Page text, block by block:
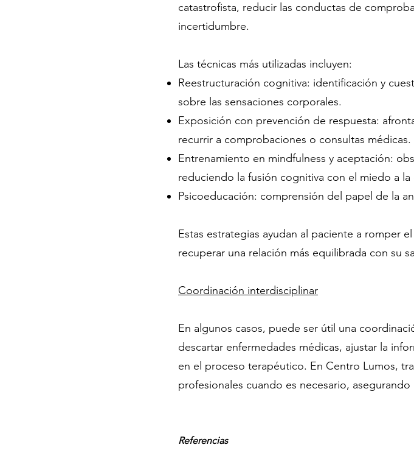
catastrofista, reducir las conductas de
incertidumbre.
Las técnicas más utilizadas incluyen:
Reestructuración cognitiva: identificación y
sobre las sensaciones corporales.
Exposición con prevención de respuesta:
recurrir a comprobaciones o consultas médicas.
Entrenamiento en mindfulness y aceptación:
reduciendo la fusión cognitiva con el miedo a la
Psicoeducación: comprensión del papel de la
Estas estrategias ayudan al paciente a romper
recuperar una relación más equilibrada con su
Coordinación interdisciplinar
En algunos casos, puede ser útil una
descartar enfermedades médicas, ajustar la
en el proceso terapéutico. En Centro Lumos,
profesionales cuando es necesario,
Referencias